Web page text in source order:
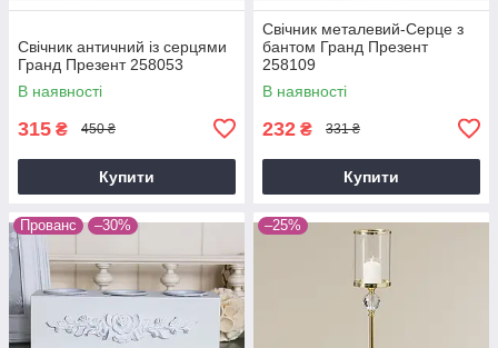
Свічник античний із серцями
Гранд Презент 258053
В наявності
315 ₴ 450 ₴
Купити
Свічник металевий-Серце з
бантом Гранд Презент
258109
В наявності
232 ₴ 331 ₴
Купити
Прованс –30% –25%